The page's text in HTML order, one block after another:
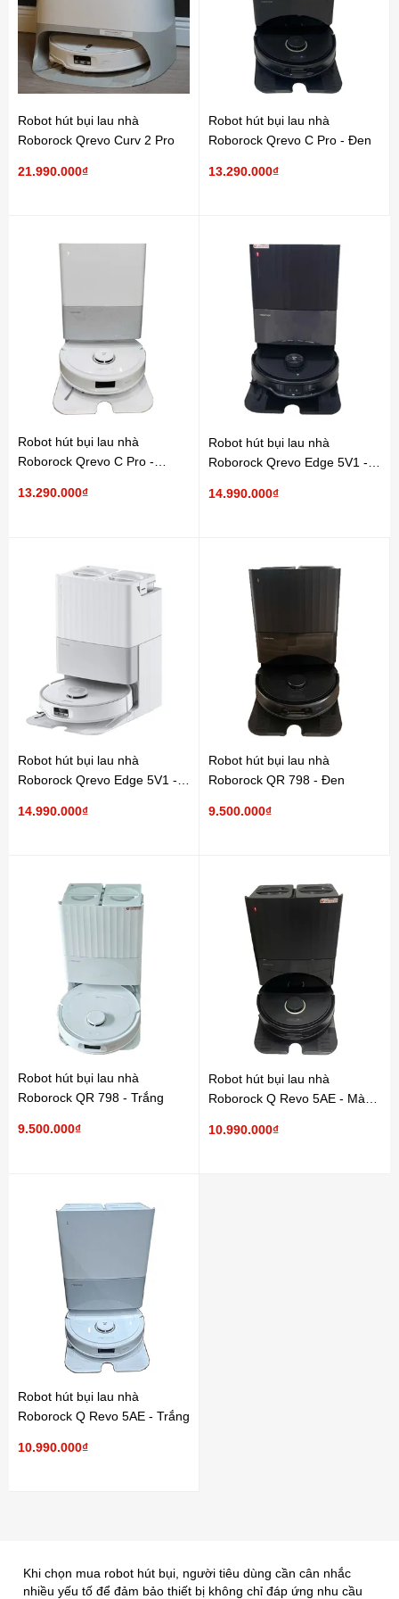
Roborock Xóa hết
Robot hút bụi lau nhà
Roborock Qrevo Curv 2 Pro
21.990.000₫
Robot hút bụi lau nhà
Roborock Qrevo C Pro - Đen
13.290.000₫
Robot hút bụi lau nhà
Roborock Qrevo C Pro -
13.290.000₫
Robot hút bụi lau nhà
Roborock Qrevo Edge 5V1 -
14.990.000₫
Robot hút bụi lau nhà
Roborock Qrevo Edge 5V1 -
14.990.000₫
Robot hút bụi lau nhà
Roborock QR 798 - Đen
9.500.000₫
Robot hút bụi lau nhà
Roborock QR 798 - Trắng
9.500.000₫
Robot hút bụi lau nhà
Roborock Q Revo 5AE - Màu
10.990.000₫
Robot hút bụi lau nhà
Roborock Q Revo 5AE - Trắng
10.990.000₫
Khi chọn mua robot hút bụi, người tiêu dùng cần cân nhắc
nhiều yếu tố để đảm bảo thiết bị không chỉ đáp ứng nhu cầu